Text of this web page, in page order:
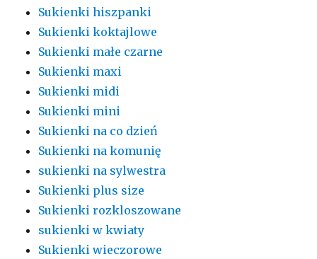
Sukienki hiszpanki
Sukienki koktajlowe
Sukienki małe czarne
Sukienki maxi
Sukienki midi
Sukienki mini
Sukienki na co dzień
Sukienki na komunię
sukienki na sylwestra
Sukienki plus size
Sukienki rozkloszowane
sukienki w kwiaty
Sukienki wieczorowe